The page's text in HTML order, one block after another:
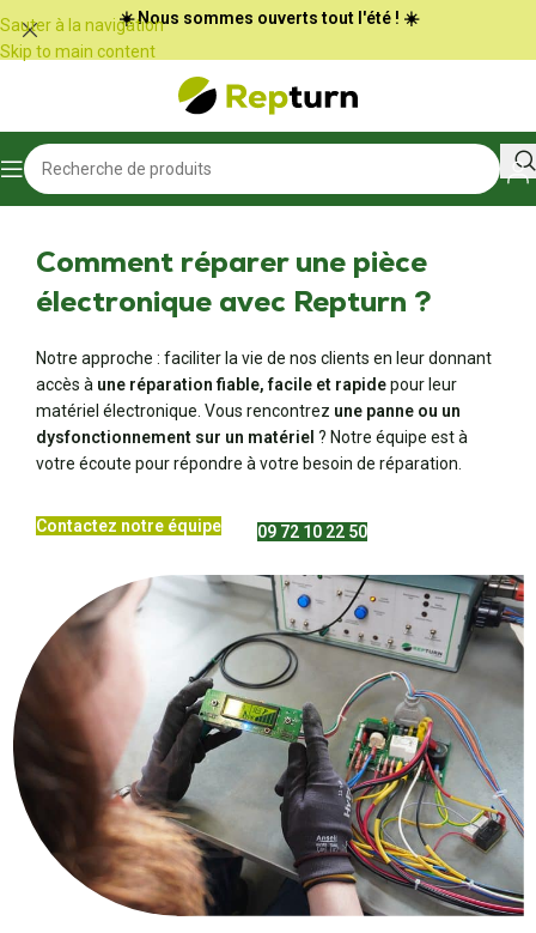
Panneau de gestion des cookies
Sauter à la navigation
Skip to main content
☀️ Nous sommes ouverts tout l'été ! ☀️
Comment réparer une pièce
électronique avec Repturn ?
Notre approche : faciliter la vie de nos clients en leur donnant
accès à une réparation fiable, facile et rapidepour leur
matériel électronique. Vous rencontrez une panne ou un
dysfonctionnement sur un matériel ? Notre équipe est à
votre écoute pour répondre à votre besoin de réparation.
Contactez notre équipe 09 72 10 22 50